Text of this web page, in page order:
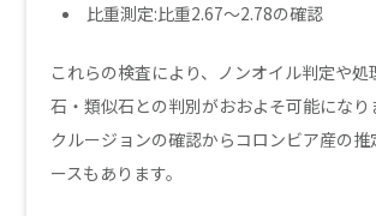
比重測定:比重2.67〜2.78の確認
これらの検査により、ノンオイル判定や
石・類似石との判別がおおよそ可能になり
クルージョンの確認からコロンビア産の推
ースもあります。